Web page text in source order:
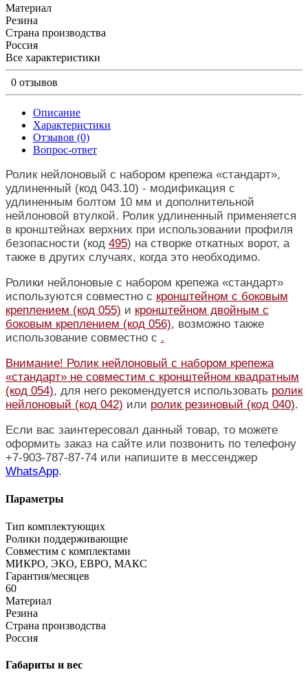
Материал
Резина
Страна производства
Россия
Все характеристики
0 отзывов
Описание
Характеристики
Отзывов (0)
Вопрос-ответ
Ролик нейлоновый с набором крепежа «стандарт»,
удлиненный (код 043.10) - модификация с
удлиненным болтом 10 мм и дополнительной
нейлоновой втулкой. Ролик удлиненный применяется
в кронштейнах верхних при использовании профиля
безопасности (код 495) на створке откатных ворот, а
также в других случаях, когда это необходимо.
Ролики нейлоновые с набором крепежа «стандарт»
используются совместно с кронштейном с боковым
креплением (код 055) и кронштейном двойным с
боковым креплением (код 056), возможно также
использование совместно с .
Внимание! Ролик нейлоновый с набором крепежа
«стандарт» не совместим с кронштейном квадратным
(код 054), для него рекомендуется использовать ролик
нейлоновый (код 042) или ролик резиновый (код 040).
Если вас заинтересовал данный товар, то можете
оформить заказ на сайте или позвонить по телефону
+7-903-787-87-74 или напишите в мессенджер
WhatsApp.
Параметры
Тип комплектующих
Ролики поддерживающие
Совместим с комплектами
МИКРО, ЭКО, ЕВРО, МАКС
Гарантия/месяцев
60
Материал
Резина
Страна производства
Россия
Габариты и вес